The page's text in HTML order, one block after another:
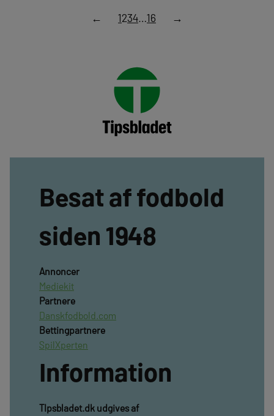
← 1234…16 →
Besat af fodbold
siden 1948
Annoncer
Mediekit
Partnere
Danskfodbold.com
Bettingpartnere
SpilXperten
Information
TIpsbladet.dk udgives af